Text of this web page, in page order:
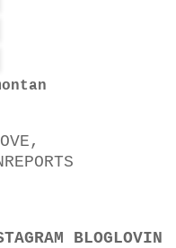
BLOGLOVIN